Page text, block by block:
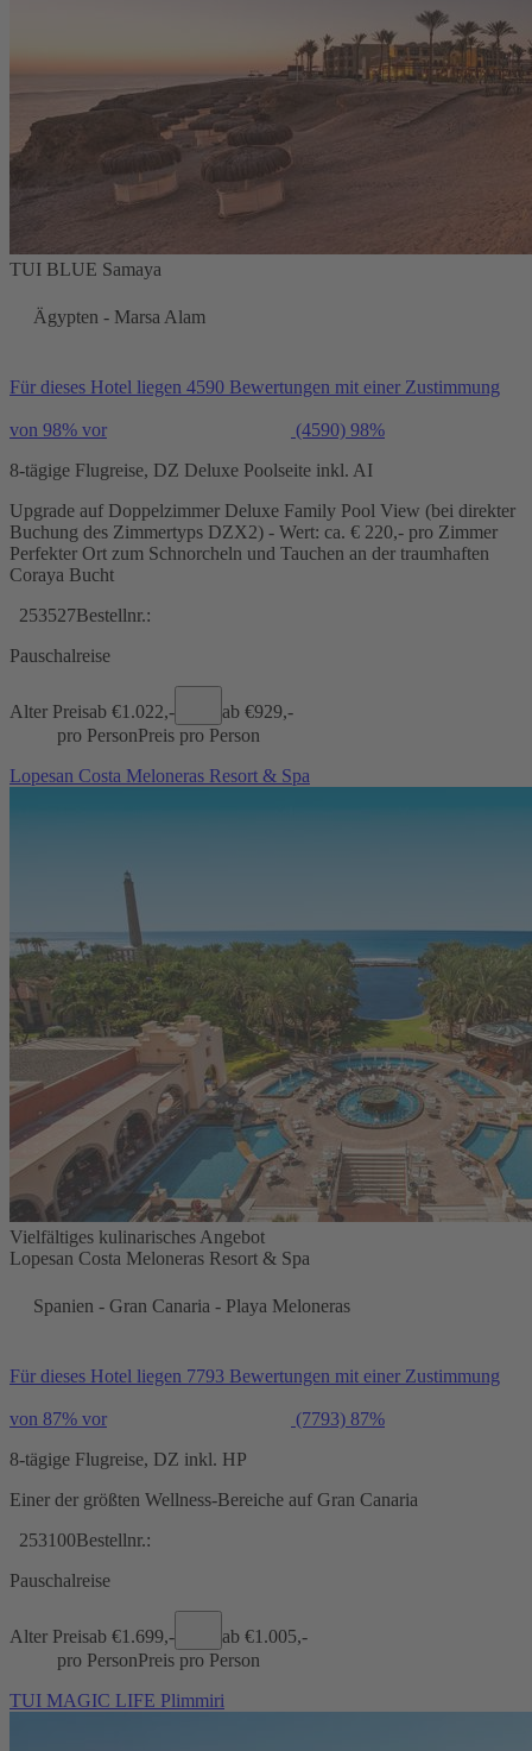
TUI BLUE Samaya
Ägypten - Marsa Alam
Für dieses Hotel liegen 4590 Bewertungen mit einer Zustimmung
von 98% vor (4590) 98%
8-tägige Flugreise, DZ Deluxe Poolseite inkl. AI
Upgrade auf Doppelzimmer Deluxe Family Pool View (bei direkter
Buchung des Zimmertyps DZX2) - Wert: ca. € 220,- pro Zimmer
Perfekter Ort zum Schnorcheln und Tauchen an der traumhaften
Coraya Bucht
253527Bestellnr.:
Pauschalreise
Alter Preisab €1.022,- ab €929,-
pro PersonPreis pro Person
Lopesan Costa Meloneras Resort & Spa
Vielfältiges kulinarisches Angebot
Lopesan Costa Meloneras Resort & Spa
Spanien - Gran Canaria - Playa Meloneras
Für dieses Hotel liegen 7793 Bewertungen mit einer Zustimmung
von 87% vor (7793) 87%
8-tägige Flugreise, DZ inkl. HP
Einer der größten Wellness-Bereiche auf Gran Canaria
253100Bestellnr.:
Pauschalreise
Alter Preisab €1.699,- ab €1.005,-
pro PersonPreis pro Person
TUI MAGIC LIFE Plimmiri